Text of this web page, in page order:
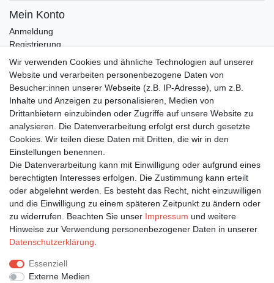
Mein Konto
Anmeldung
Registrierung
Wunschliste
Warenkorb
Bleiben Sie auf dem Laufenden ...
E-MAIL **
Newsletter
Honig
Hiermit bestätige ich, dass ich die
Einwilligung kann ich jederzeit widerrufen.**
Abonnieren
** Hierbei handelt es sich um ein Pflichtfeld.
Wir verwenden Cookies und ähnliche Technologien auf unserer
Website und verarbeiten personenbezogene Daten von
Besucher:innen unserer Webseite (z.B. IP-Adresse), um z.B.
Inhalte und Anzeigen zu personalisieren, Medien von
Drittanbietern einzubinden oder Zugriffe auf unsere Website zu
analysieren. Die Datenverarbeitung erfolgt erst durch gesetzte
Cookies. Wir teilen diese Daten mit Dritten, die wir in den
Einstellungen benennen.
Die Datenverarbeitung kann mit Einwilligung oder aufgrund eines
berechtigten Interesses erfolgen. Die Zustimmung kann erteilt
oder abgelehnt werden. Es besteht das Recht, nicht einzuwilligen
und die Einwilligung zu einem späteren Zeitpunkt zu ändern oder
zu widerrufen. Beachten Sie unser Impressum und weitere
Hinweise zur Verwendung personenbezogener Daten in unserer
Daten­schutz­erklärung
Essenziell
Externe Medien